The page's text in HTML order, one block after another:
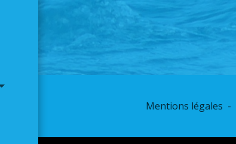
Mentions légales -